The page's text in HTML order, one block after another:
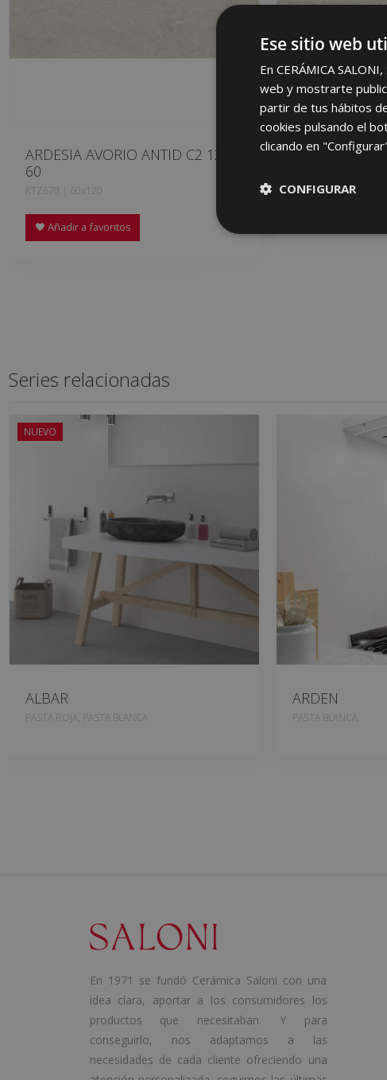
ARDESIA AVORIO ANTID C2 120 X
60
KTZ670 | 60x120
Añadir a favoritos
ARDESIA
Series relacionadas
NUEVO
ALBAR
PASTA ROJA, PASTA BLANCA
ARDEN
PASTA BLANCA
En 1971 se fundó Cerámica Saloni con una
idea clara, aportar a los consumidores los
productos que necesitaban. Y para
conseguirlo, nos adaptamos a las
necesidades de cada cliente ofreciendo una
Ese sitio web
En CERÁMICA
web y mostrarte
partir de tus hábitos
cookies pulsando el
clicando en
CONFIGURAR